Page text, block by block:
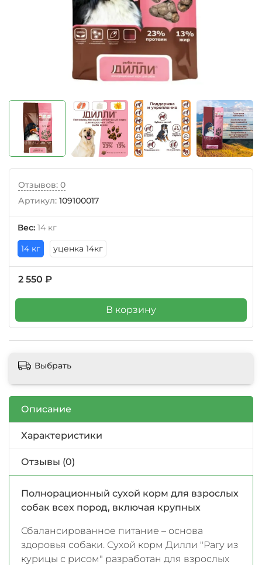
Отзывов: 0
Артикул: 109100017
Вес: 14 кг
14 кг
уценка 14кг
2 550 ₽
В корзину
Выбрать
Описание
Характеристики
Отзывы (0)
Полнорационный сухой корм для взрослых
собак всех пород, включая крупных
Сбалансированное питание – основа
здоровья собаки. Сухой корм Дилли "Рагу из
курицы с рисом" разработан для взрослых